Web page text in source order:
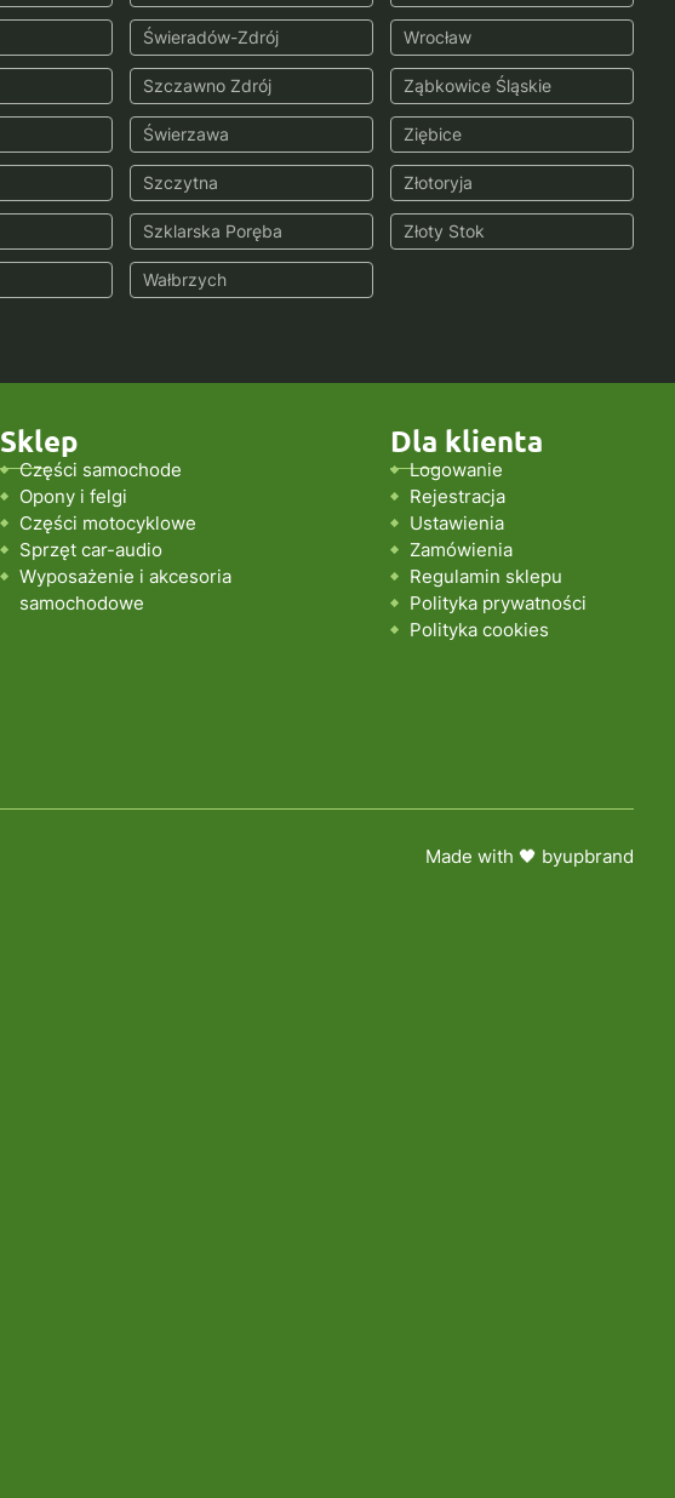
Świeradów-Zdrój
Szczawno Zdrój
Świerzawa
Szczytna
Szklarska Poręba
Wałbrzych
Wrocław
Ząbkowice Śląskie
Ziębice
Złotoryja
Złoty Stok
Sklep
Części samochode
Opony i felgi
Części motocyklowe
Sprzęt car-audio
Wyposażenie i akcesoria
samochodowe
Dla klienta
Logowanie
Rejestracja
Ustawienia
Zamówienia
Regulamin sklepu
Polityka prywatności
Polityka cookies
Made with 🖤 byupbrand